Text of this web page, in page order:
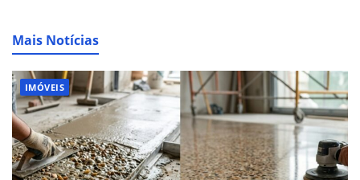
Mais Notícias
IMÓVEIS